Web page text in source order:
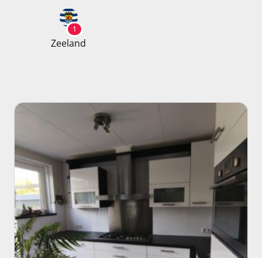
1
Zeeland